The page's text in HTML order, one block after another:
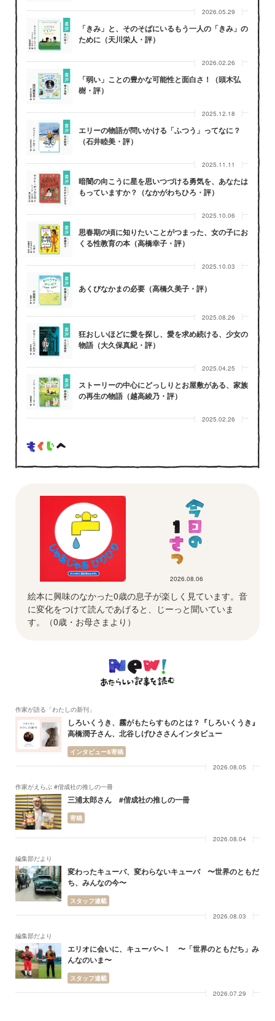
2026.05.29
「きみ」と、そのそばにいるもう一人の「きみ」の
ために（天川栄人・評）
2026.02.26
「弱い」ことの豊かな可能性と面白さ！（頭木弘
樹・評）
2025.12.18
エリーの物語が問いかける「ふつう」ってなに？
（石井睦美・評）
2025.11.11
暗闇の向こうに星を思いつづける勇気を、あなたは
もっていますか？（なかがわちひろ・評）
2025.10.06
思春期の頃に知りたいことがつまった、女の子にお
くる性教育の本（高橋幸子・評）
2025.10.03
あくびなかまの必要（高橋久美子・評）
2025.08.26
狂おしいほどに愛を探し、愛を求め続ける、少女の
物語（大久保真紀・評）
2025.04.25
ストーリーの中心にどっしりとお屋敷がある、家族
の再生の物語（越高綾乃・評）
2025.02.26
2026.08.06
絵本に興味のなかった0歳の息子が楽しく見ています。音
に変化をつけて読んであげると、じーっと聞いていま
す。（0歳・お母さまより）
作家が語る「わたしの新刊」
しろいくうき、霧がもたらすものとは？『しろいくうき』
高橋潤子さん、北谷しげひささんインタビュー
インタビュー&寄稿
2026.08.05
作家がえらぶ #偕成社の推しの一冊
三浦太郎さん #偕成社の推しの一冊
寄稿
2026.08.04
編集部だより
変わったキューバ、変わらないキューバ 〜世界のともだ
ち、みんなの今〜
スタッフ連載
2026.08.03
編集部だより
エリオに会いに、キューバへ！ 〜「世界のともだち」み
んなのいま〜
スタッフ連載
2026.07.29